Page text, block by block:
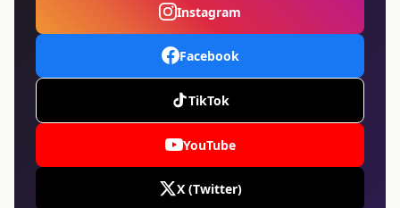
Instagram
Facebook
TikTok
YouTube
X (Twitter)